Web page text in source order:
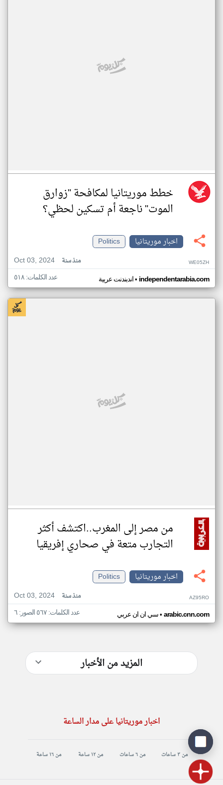
خطط موريتانيا لمكافحة "زوارق
الموت" ناجعة أم تسكين لحظي؟
اخبار موريتانيا
Politics
Oct 03, 2024
منذ سنة WE05ZH
اندبندنت عربية• independentarabia.com عدد الكلمات: ٥١٨
من مصر إلى المغرب..اكتشف أكثر
التجارب متعة في صحاري إفريقيا
اخبار موريتانيا
Politics
Oct 03, 2024
منذ سنة AZ95RO
سي ان ان عربي• arabic.cnn.com عدد الكلمات: ٥٦٧ الصور: ٦
المزيد من الأخبار
اخبار موريتانيا على مدار الساعة
من ٣ ساعات من ٦ ساعات من ١٢ ساعة من ١٦ ساعة